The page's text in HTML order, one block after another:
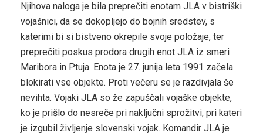
Njihova naloga je bila preprečiti enotam JLA v bistriški
vojašnici, da se dokopljejo do bojnih sredstev, s
katerimi bi si bistveno okrepile svoje položaje, ter
preprečiti poskus prodora drugih enot JLA iz smeri
Maribora in Ptuja. Enota je 27. junija leta 1991 začela
blokirati vse objekte. Proti večeru se je razdivjala še
nevihta. Vojaki JLA so že zapuščali vojaške objekte,
ko je prišlo do nesreče pri naključni sprožitvi, pri kateri
je izgubil življenje slovenski vojak. Komandir JLA je